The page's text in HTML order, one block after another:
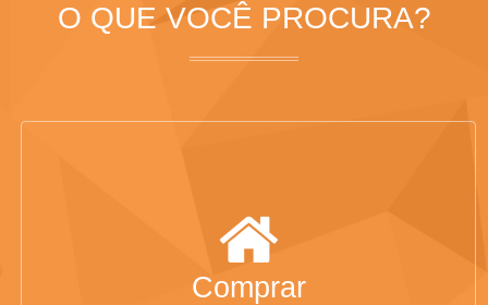
O QUE VOCÊ PROCURA?
Comprar